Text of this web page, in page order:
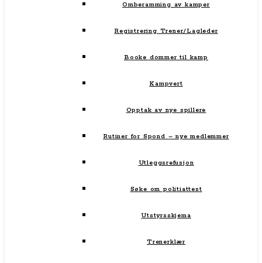
Omberamming av kamper
Registrering Trener/Lagleder
Booke dommer til kamp
Kampvert
Opptak av nye spillere
Rutiner for Spond – nye medlemmer
Utleggsrefusjon
Søke om politiattest
Utstyrsskjema
Trenerklær